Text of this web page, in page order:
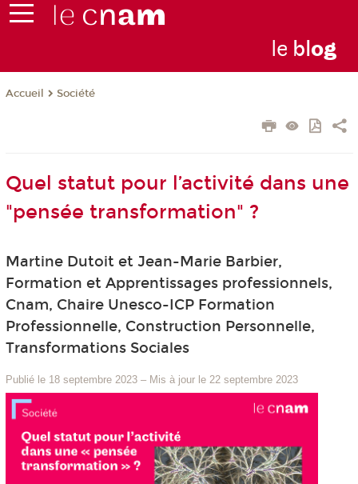
le blog
Accueil Société
Quel statut pour l’activité dans une
"pensée transformation" ?
Martine Dutoit et Jean-Marie Barbier,
Formation et Apprentissages professionnels,
Cnam, Chaire Unesco-ICP Formation
Professionnelle, Construction Personnelle,
Transformations Sociales
Publié le 18 septembre 2023 – Mis à jour le 22 septembre 2023